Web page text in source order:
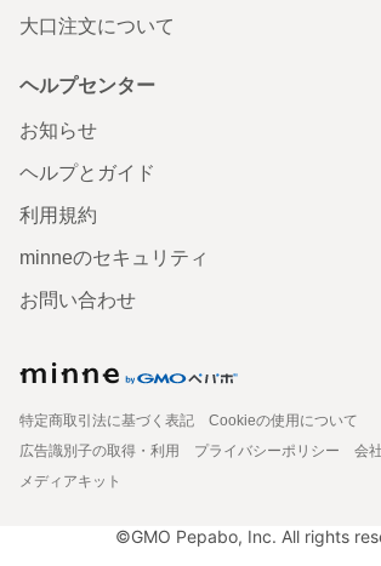
大口注文について
ヘルプセンター
お知らせ
ヘルプとガイド
利用規約
minneのセキュリティ
お問い合わせ
特定商取引法に基づく表記
Cookieの使用について
広告識別子の取得・利用
プライバシーポリシー 会
メディアキット
©GMO Pepabo, Inc. All rights